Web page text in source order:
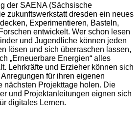
der SAENA (Sächsische
zukunftswerkstatt dresden ein neues
Experimentieren, Basteln,
entwickelt. Wer schon lesen
und Jugendliche können jeden
lösen und sich überraschen lassen,
„Erneuerbare Energien“ alles
Lehrkräfte und Erzieher können sich
für ihren eigenen
nächsten Projekttage holen. Die
und Projektanleitungen eignen sich
digitales Lernen.